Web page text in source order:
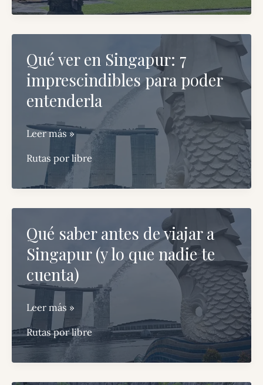
en
el
itinerario
real
Qué ver en Singapur: 7
imprescindibles para poder
entenderla
Qué
Singapur:
para
poder
entenderla
Leer más »
Rutas por libre
Qué saber antes de viajar a
Singapur (y lo que nadie te
cuenta)
Qué
saber
antes
Leer más »
Rutas por libre